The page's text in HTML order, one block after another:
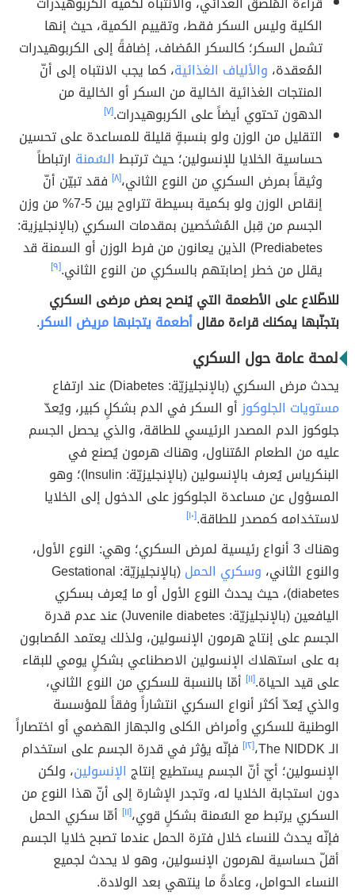
الكلية وليس السكر فقط، وتقييم الكمية، حيث إنها
تشمل السكر؛ كالسكر المُضاف، إضافةً إلى الكربوهيدرات
المُعقدة، والألياف الغذائية، كما يجب الانتباه إلى أنّ
المنتجات الغذائية الخالية من السكر أو الخالية من
الدهون تحتوي أيضاً على الكربوهيدرات.[٧]
التقليل من الوزن ولو بنسبةٍ قليلة للمساعدة على تحسين
حساسية الخلايا للإنسولين؛ حيث ترتبط السُمنة ارتباطاً
وثيقاً بمرض السكري من النوع الثاني،[٨] فقد تبيّن أنّ
إنقاص الوزن ولو بكمية بسيطة تتراوح بين 5-7% من وزن
الجسم من قِبل المُشخَصين بمقدمات السكري (بالإنجليزية:
Prediabetes)‏ الذين يعانون من فرط الوزن أو السمنة قد
يقلل من خطر إصابتهم بالسكري من النوع الثاني.[٩]
للاطّلاع على الأطعمة التي يُنصح بعض مرضى السكري
بتجنّبها يمكنك قراءة مقالأطعمة يتجنبها مريض السكر.
لمحة عامة حول السكري
يحدث مرض السكري (بالإنجليزيّة: Diabetes) عند ارتفاع
مستويات الجلوكوزأو السكر في الدم بشكلٍ كبير، ويُعدّ
جلوكوز الدم المصدر الرئيسي للطاقة، والذي يحصل الجسم
عليه من الطعام المُتناول، وهناك هرمون يُصنع في
البنكرياس يُعرف بالإنسولين (بالإنجليزيّة: Insulin)؛ وهو
المسؤول عن مساعدة الجلوكوز على الدخول إلى الخلايا
لاستخدامه كمصدر للطاقة.[١٠]
وهناك 3 أنواع رئيسية لمرض السكري؛ وهي: النوع الأول،
والنوع الثاني، وسكري الحمل
(بالإنجليزيّة: Gestational
diabetes)، حيث يحدث النوع الأول أو ما يُعرف بسكري
اليافعين (بالإنجليزيّة: Juvenile diabetes) عند عدم قدرة
الجسم على إنتاج هرمون الإنسولين، ولذلك يعتمد المُصابون
به على استهلاك الإنسولين الاصطناعي بشكلٍ يومي للبقاء
على قيد الحياة.[١١]
أمّا بالنسبة للسكري من النوع الثاني،
والذي يُعدّ أكثر أنواع السكري انتشاراً وفقاً للمؤسسة
الوطنية للسكري وأمراض الكلى والجهاز الهضمي أو اختصاراً
الـ The NIDDK،
[١٢]
فإنّه يؤثر في قدرة الجسم على استخدام
الإنسولين؛ أيّ أنّ الجسم يستطيع إنتاج الإنسولين، ولكن
دون استجابة الخلايا له، وتجدر الإشارة إلى أنّ هذا النوع من
السكري يرتبط مع السُمنة بشكلٍ قوي،[١١]
أمّا سكري الحمل
فإنّه يحدث للنساء خلال فترة الحمل عندما تصبح خلايا الجسم
أقلّ حساسية لهرمون الإنسولين، وهو لا يحدث لجميع
النساء الحوامل، وعادةً ما ينتهي بعد الولادة.